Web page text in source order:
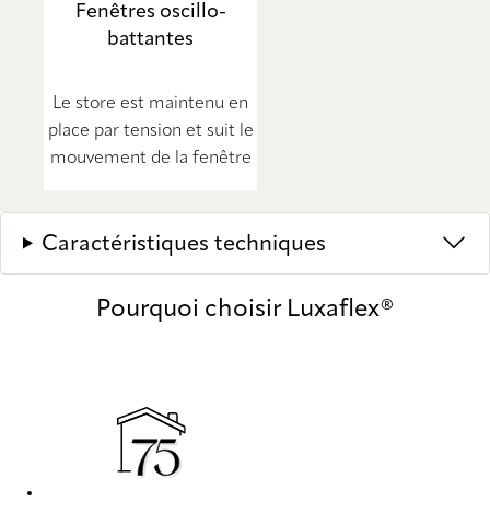
Fenêtres oscillo-
battantes
Le store est maintenu en
place par tension et suit le
mouvement de la fenêtre
Caractéristiques techniques
Pourquoi choisir Luxaflex®